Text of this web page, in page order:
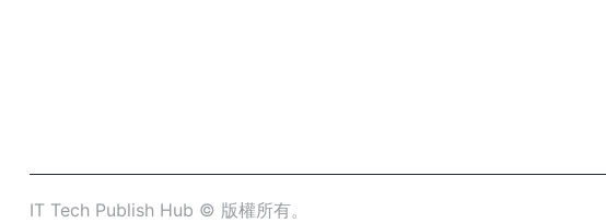
IT Tech Publish Hub © 版權所有。